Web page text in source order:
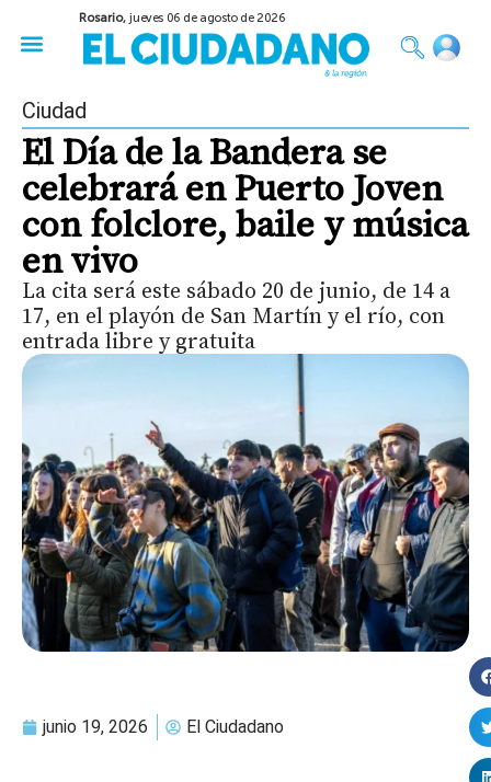
Rosario,jueves 06 de agosto de 2026
Ciudad
El Día de la Bandera se
celebrará en Puerto Joven
con folclore, baile y música
en vivo
La cita será este sábado 20 de junio, de 14 a
17, en el playón de San Martín y el río, con
entrada libre y gratuita
junio 19, 2026 El Ciudadano